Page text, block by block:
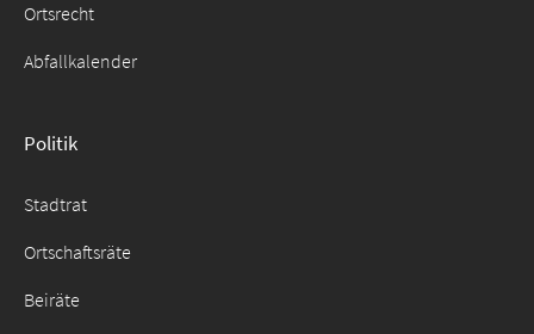
Ortsrecht
Abfallkalender
Politik
Stadtrat
Ortschaftsräte
Beiräte